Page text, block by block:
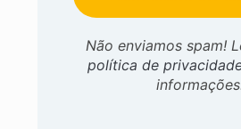
Não enviamos spam!
política de